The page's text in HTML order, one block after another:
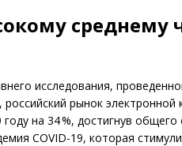
среднему
исследования,
российский рынок
на 34 %, достигнув
COVID-19, которая